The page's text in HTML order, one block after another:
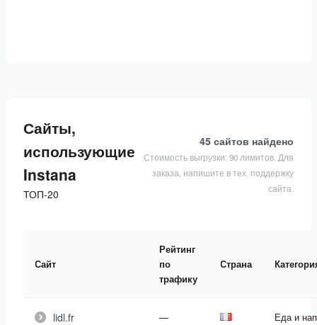
Сайты,
использующие
Instana
ТОП-20
45 сайтов найдено
Стоимость выгрузки: 90 лимитов. Для
заказа, напишите в тех. поддержку
сайта.
Сайт
Рейтинг
по
трафику
Страна
lidl.fr — Еда и